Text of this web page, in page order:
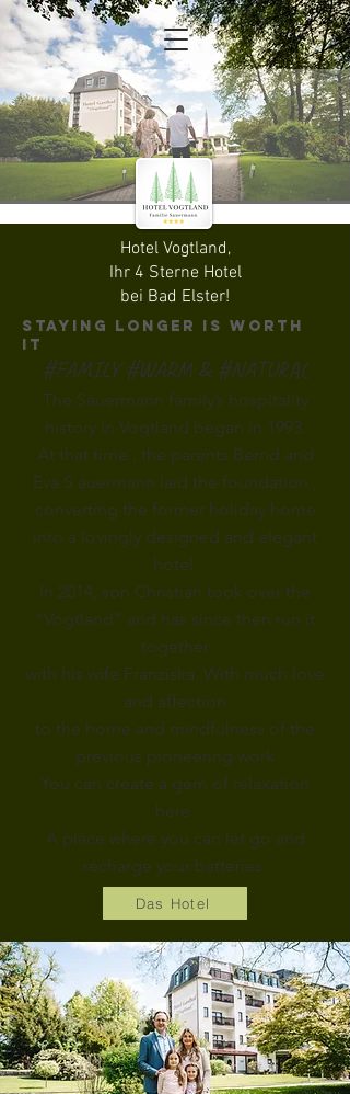
Hotel Vogtland,
Ihr 4 Sterne Hotel
bei Bad Elster!
Staying longer is worth
it
#FAMILY #WARM & #NATURAL
The Sauermann family’s hospitality
history in Vogtland began in 1993.
At that time , the parents Bernd and
Eva S auermann laid the foundation ,
converting the former holiday home
into a lovingly designed and elegant
hotel.
In 2014, son Christian took over the
“Vogtland” and has since then run it
together
with his wife Franziska. With much love
and affection
to the home and mindfulness of the
previous pioneering work
You can create a gem of relaxation
here.
A place where you can let go and
recharge your batteries.
Das Hotel